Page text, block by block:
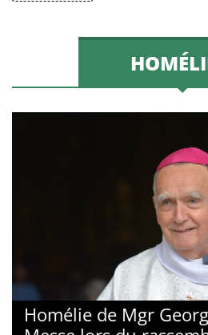
©
Homélie de Mgr